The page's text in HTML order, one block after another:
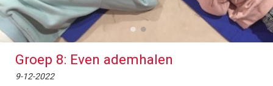
● ●
Groep 8: Even ademhalen
9-12-2022